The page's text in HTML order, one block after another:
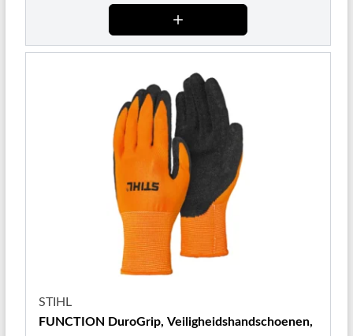
STIHL
FUNCTION DuroGrip, Veiligheidshandschoenen,